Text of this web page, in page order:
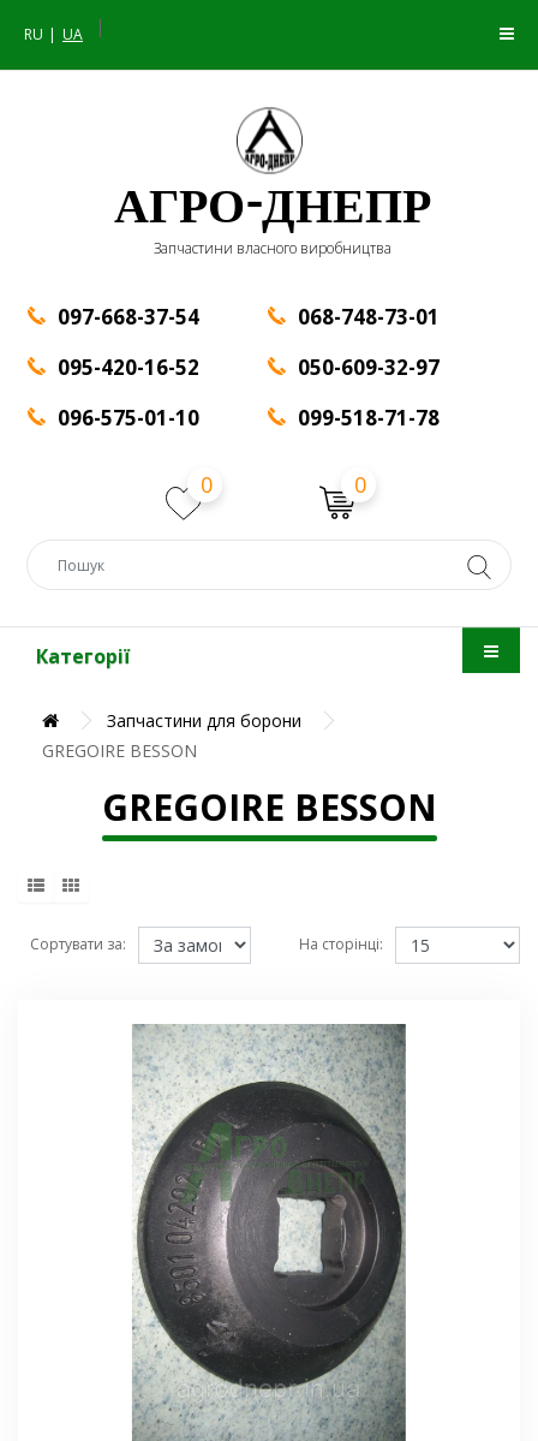
RU UA |
АГРО-ДНЕПР
Запчастини власного виробництва
097-668-37-54
095-420-16-52
096-575-01-10
068-748-73-01
050-609-32-97
099-518-71-78
0 0
Категорії
Запчастини для борони
GREGOIRE BESSON
GREGOIRE BESSON
Сортувати за: На сторінці: